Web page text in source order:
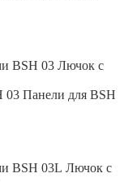
Лючок с
Панели для BSH
Лючок с